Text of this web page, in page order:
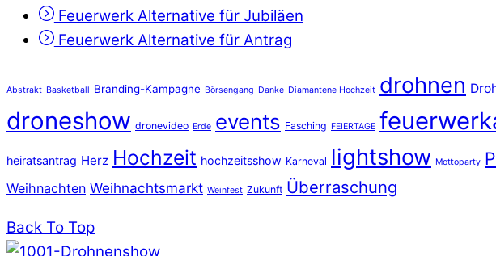
Feuerwerk Alternative für Jubiläen
Feuerwerk Alternative für Antrag
Abstrakt Basketball Branding-Kampagne Börsengang Danke Diamantene Hochzeit drohnen
droneshow dronevideo Erde events Fasching FEIERTAGE
heiratsantrag Herz Hochzeit hochzeitsshow Karneval lightshow Mottoparty
Weihnachten Weihnachtsmarkt Weinfest Zukunft Überraschung
Back To Top